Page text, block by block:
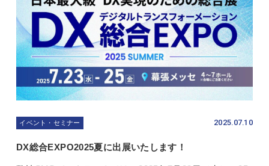
イベント・セミナー 2025.07.10
DX総合EXPO2025夏に出展いたします！